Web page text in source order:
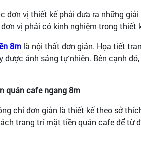
đơn vị thiết kế phải đưa ra những
vị phải có kinh nghiệm trong
8m là nội thất đơn giản. Họa tiết
ánh sáng tự nhiên. Bên cạnh
quán cafe ngang 8m
chỉ đơn giản là thiết kế theo sở
trang trí mặt tiền quán cafe để từ